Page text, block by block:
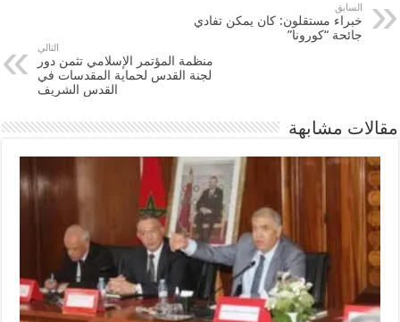
السابق
خبراء مستقلون: كان يمكن تفادي
جائحة “كورونا”
التالي
منظمة المؤتمر الإسلامي تثمن دور
لجنة القدس لحماية المقدسات في
القدس الشريف
مقالات مشابهة